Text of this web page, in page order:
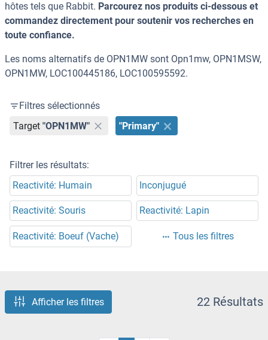
hôtes tels que Rabbit. Parcourez nos produits ci-dessous et
commandez directement pour soutenir vos recherches en
toute confiance.
Les noms alternatifs de OPN1MW sont Opn1mw, OPN1MSW,
OPN1MW, LOC100445186, LOC100595592.
Filtres sélectionnés
Target "OPN1MW" "Primary"
Filtrer les résultats:
Reactivité: Humain
Inconjugué
Reactivité: Souris Reactivité: Lapin
Reactivité: Boeuf (Vache) Tous les filtres
Afficher les filtres 22 Résultats